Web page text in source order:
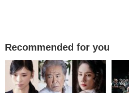
Recommended for you